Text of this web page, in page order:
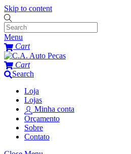
Skip to content
Menu
Cart
Cart
Search
Loja
Lojas
Minha conta
Orçamento
Sobre
Contato